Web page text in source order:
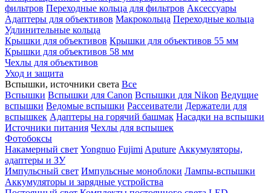
фильтров Переходные кольца для фильтров Аксессуары
Адаптеры для объективов Макрокольца Переходные кольца
Удлинительные кольца
Крышки для объективов Крышки для объективов 55 мм
Крышки для объективов 58 мм
Чехлы для объективов
Уход и защита
Вспышки, источники света Все
Вспышки Вспышки для Canon Вспышки для Nikon Ведущие
вспышки Ведомые вспышки Рассеиватели Держатели для
вспышкек Адаптеры на горячий башмак Насадки на вспышки
Источники питания Чехлы для вспышек
Фотобоксы
Накамерный свет Yongnuo Fujimi Aputure Аккумуляторы,
адаптеры и ЗУ
Импульсный свет Импульсные моноблоки Лампы-вспышки
Аккумуляторы и зарядные устройства